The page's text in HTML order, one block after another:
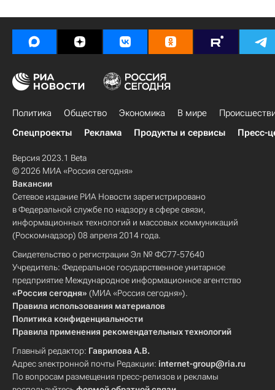
Политика Общество Экономика В мире
Спецпроекты
Реклама Продукты и сервисы Пресс-
Версия 2023.1 Beta
© 2026 МИА «Россия сегодня»
Вакансии
Сетевое издание РИА Новости зарегистрировано
в Федеральной службе по надзору в сфере связи,
информационных технологий и массовых коммуникаций
(Роскомнадзор) 08 апреля 2014 года.
Свидетельство о регистрации Эл № ФС77-57640
Учредитель: Федеральное государственное унитарное
предприятие Международное информационное агентство
«Россия сегодня» (МИА «Россия сегодня»).
Правила использования материалов
Политика конфиденциальности
Правила применения рекомендательных технологий
Главный редактор: Гаврилова А.В.
Адрес электронной почты Редакции: internet-group@ria.ru
По вопросам размещения пресс-релизов и рекламы